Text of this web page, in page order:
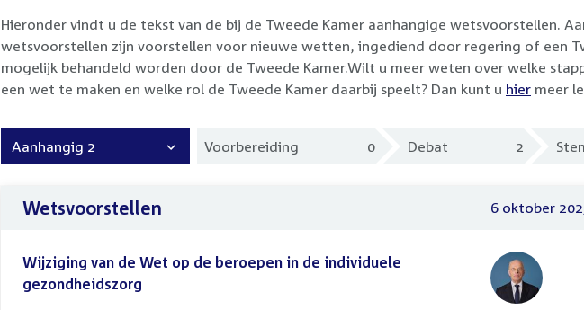
Hieronder vindt u de tekst van de bij de Tweede Kamer aanhangige wetsvoorstellen.
wetsvoorstellen zijn voorstellen voor nieuwe wetten, ingediend door regering of een
mogelijk behandeld worden door de Tweede Kamer.Wilt u meer weten over welke
een wet te maken en welke rol de Tweede Kamer daarbij speelt? Dan kunt u hier meer
Aanhangig 2 Voorbereiding 0 Debat 2
Wetsvoorstellen 6 oktober
Wijziging van de Wet op de beroepen in de individuele
gezondheidszorg